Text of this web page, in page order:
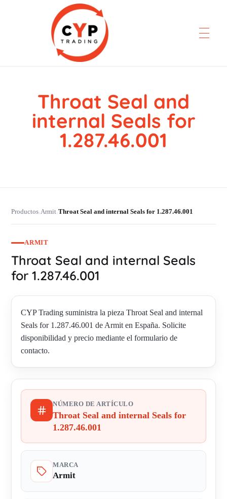
CYP Trading
Professionelle Ersatzteilbeschaffung
Throat Seal and
internal Seals for
1.287.46.001
Productos›Armit›Throat Seal and internal Seals for 1.287.46.001
ARMIT
Throat Seal and internal Seals
for 1.287.46.001
CYP Trading suministra la pieza Throat Seal and internal
Seals for 1.287.46.001 de Armit en España. Solicite
disponibilidad y precio mediante el formulario de
contacto.
NÚMERO DE ARTÍCULO
Throat Seal and internal Seals for
1.287.46.001
MARCA
Armit